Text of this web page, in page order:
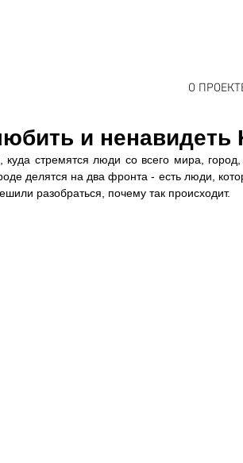
О
и
куда стремятся люди со всего мира,
делятся на два фронта - есть люди,
разобраться, почему так происходит.